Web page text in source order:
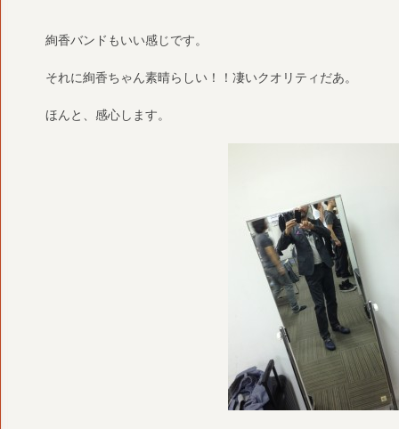
絢香バンドもいい感じです。
それに絢香ちゃん素晴らしい！！凄いクオリティだあ。
ほんと、感心します。